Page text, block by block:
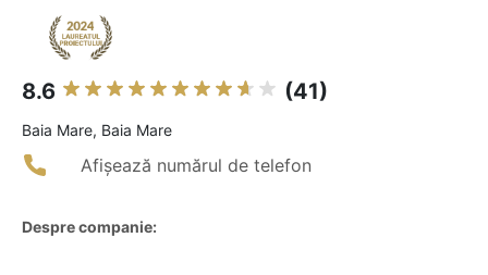
8.6 (41)
Baia Mare, Baia Mare
Afișează numărul de telefon
Despre companie: